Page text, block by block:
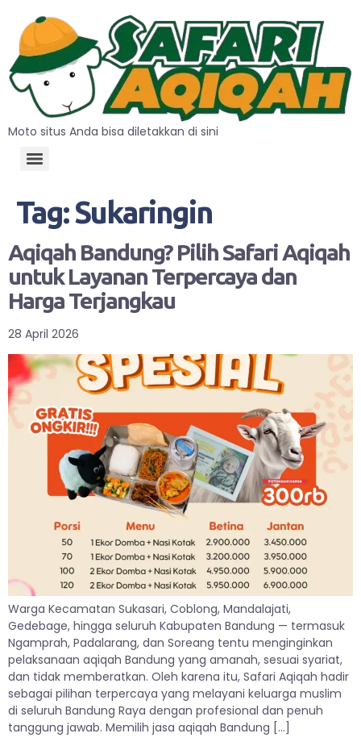
Moto situs Anda bisa diletakkan di sini
Tag:Sukaringin
Aqiqah Bandung? Pilih Safari Aqiqah
untuk Layanan Terpercaya dan
Harga Terjangkau
28 April 2026
Warga Kecamatan Sukasari, Coblong, Mandalajati,
Gedebage, hingga seluruh Kabupaten Bandung — termasuk
Ngamprah, Padalarang, dan Soreang tentu menginginkan
pelaksanaan aqiqah Bandung yang amanah, sesuai syariat,
dan tidak memberatkan. Oleh karena itu, Safari Aqiqah hadir
sebagai pilihan terpercaya yang melayani keluarga muslim
di seluruh Bandung Raya dengan profesional dan penuh
tanggung jawab. Memilih jasa aqiqah Bandung […]